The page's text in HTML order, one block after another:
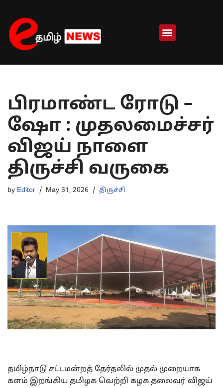
Skip
to
content
பிரமாண்ட ரோடு –
ஷோ : முதலமைச்சர்
விஜய் நாளை
திருச்சி வருகை
by Editor May 31, 2026 திருச்சி
தமிழ்நாடு சட்டமன்றத் தேர்தலில் முதல் முறையாக
களம் இறங்கிய தமிழக வெற்றி கழக தலைவர் விஜய்